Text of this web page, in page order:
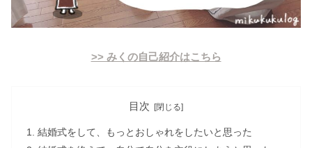
>> みくの自己紹介はこちら
目次
結婚式をして、もっとおしゃれをしたいと思った